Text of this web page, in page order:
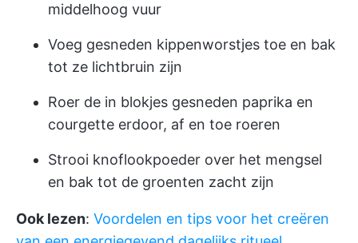
middelhoog vuur
Voeg gesneden kippenworstjes toe en bak
tot ze lichtbruin zijn
Roer de in blokjes gesneden paprika en
courgette erdoor, af en toe roeren
Strooi knoflookpoeder over het mengsel
en bak tot de groenten zacht zijn
Ook lezen: Voordelen en tips voor het creëren